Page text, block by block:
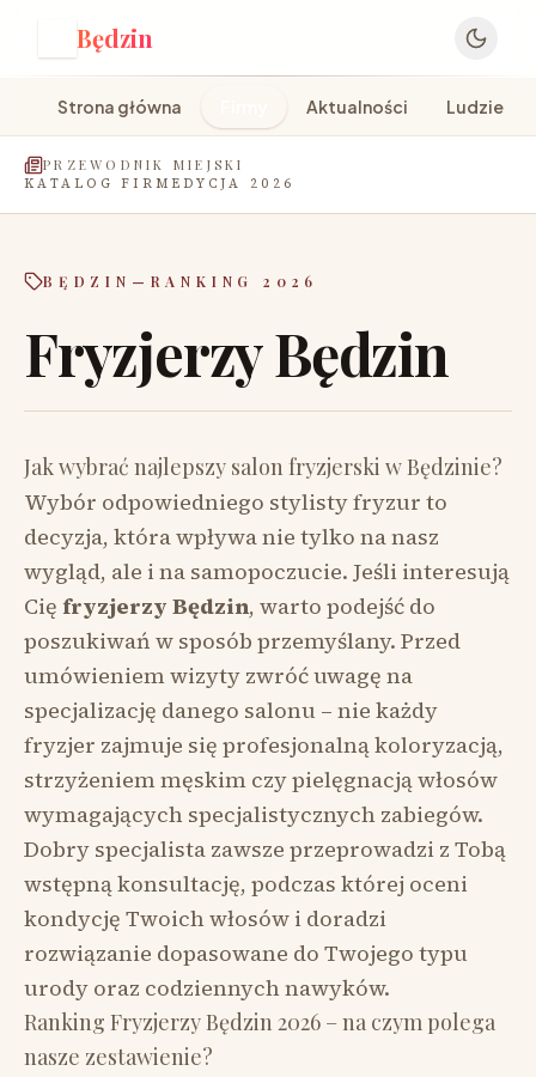
Będzin
Strona główna Aktualności Ludzie
PRZEWODNIK MIEJSKI
KATALOG FIRMEDYCJA 2026
BĘDZIN — RANKING 2026
Fryzjerzy Będzin
Jak wybrać najlepszy salon fryzjerski w Będzinie?
Wybór odpowiedniego stylisty fryzur to
decyzja, która wpływa nie tylko na nasz
wygląd, ale i na samopoczucie. Jeśli interesują
Cię fryzjerzy Będzin, warto podejść do
poszukiwań w sposób przemyślany. Przed
umówieniem wizyty zwróć uwagę na
specjalizację danego salonu – nie każdy
fryzjer zajmuje się profesjonalną koloryzacją,
strzyżeniem męskim czy pielęgnacją włosów
wymagających specjalistycznych zabiegów.
Dobry specjalista zawsze przeprowadzi z Tobą
wstępną konsultację, podczas której oceni
kondycję Twoich włosów i doradzi
rozwiązanie dopasowane do Twojego typu
urody oraz codziennych nawyków.
Ranking Fryzjerzy Będzin 2026 – na czym polega
nasze zestawienie?